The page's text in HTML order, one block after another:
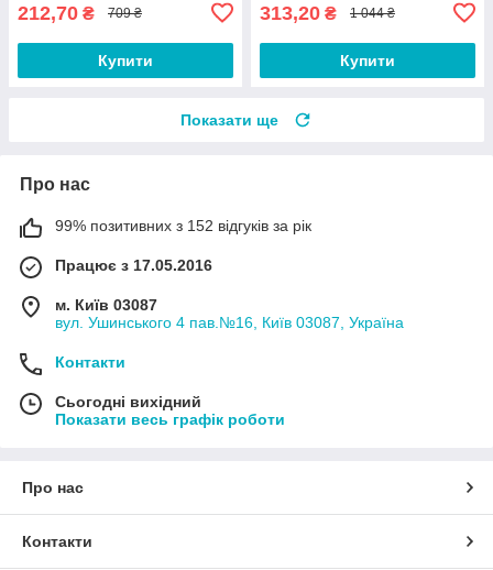
212,70 ₴ 709 ₴
Купити
313,20 ₴ 1 044 ₴
Купити
Показати ще
Про нас
99% позитивних з 152 відгуків за рік
Працює з 17.05.2016
м. Київ 03087
вул. Ушинського 4 пав.№16, Київ 03087, Україна
Контакти
Сьогодні вихідний
Показати весь графік роботи
Про нас
Контакти